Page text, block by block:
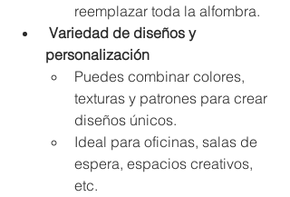
reemplazar toda la alfombra.
personalización
Puedes combinar colores,
texturas y patrones para crear
diseños únicos.
Ideal para oficinas, salas de
espera, espacios creativos,
etc.